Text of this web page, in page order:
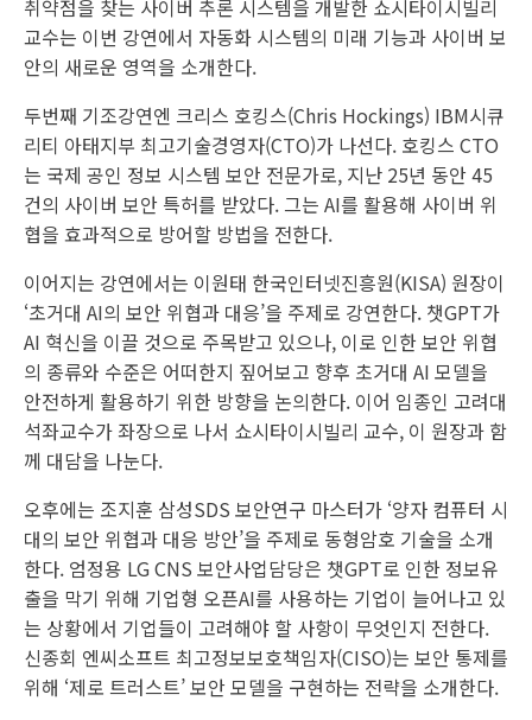
취약점을 찾는 사이버 추론 시스템을 개발한 쇼시타이시빌리
교수는 이번 강연에서 자동화 시스템의 미래 기능과 사이버 보
안의 새로운 영역을 소개한다.
두번째 기조강연엔 크리스 호킹스(Chris Hockings) IBM시큐
리티 아태지부 최고기술경영자(CTO)가 나선다. 호킹스 CTO
는 국제 공인 정보 시스템 보안 전문가로, 지난 25년 동안 45
건의 사이버 보안 특허를 받았다. 그는 AI를 활용해 사이버 위
협을 효과적으로 방어할 방법을 전한다.
이어지는 강연에서는 이원태 한국인터넷진흥원(KISA) 원장이
‘초거대 AI의 보안 위협과 대응’을 주제로 강연한다. 챗GPT가
AI 혁신을 이끌 것으로 주목받고 있으나, 이로 인한 보안 위협
의 종류와 수준은 어떠한지 짚어보고 향후 초거대 AI 모델을
안전하게 활용하기 위한 방향을 논의한다. 이어 임종인 고려대
석좌교수가 좌장으로 나서 쇼시타이시빌리 교수, 이 원장과 함
께 대담을 나눈다.
오후에는 조지훈 삼성SDS 보안연구 마스터가 ‘양자 컴퓨터 시
대의 보안 위협과 대응 방안’을 주제로 동형암호 기술을 소개
한다. 엄정용 LG CNS 보안사업담당은 챗GPT로 인한 정보유
출을 막기 위해 기업형 오픈AI를 사용하는 기업이 늘어나고 있
는 상황에서 기업들이 고려해야 할 사항이 무엇인지 전한다.
신종회 엔씨소프트 최고정보보호책임자(CISO)는 보안 통제를
위해 ‘제로 트러스트’ 보안 모델을 구현하는 전략을 소개한다.